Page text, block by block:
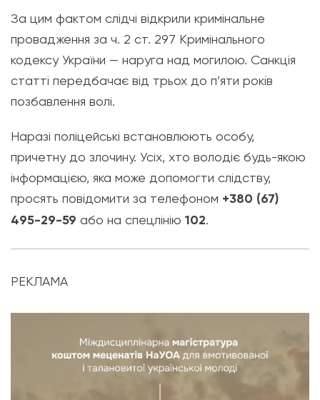
За цим фактом слідчі відкрили кримінальне
провадження за ч. 2 ст. 297 Кримінального
кодексу України — наруга над могилою. Санкція
статті передбачає від трьох до п’яти років
позбавлення волі.
Наразі поліцейські встановлюють особу,
причетну до злочину. Усіх, хто володіє будь-якою
інформацією, яка може допомогти слідству,
просять повідомити за телефоном +380 (67)
495-29-59 або на спецлінію 102.
РЕКЛАМА